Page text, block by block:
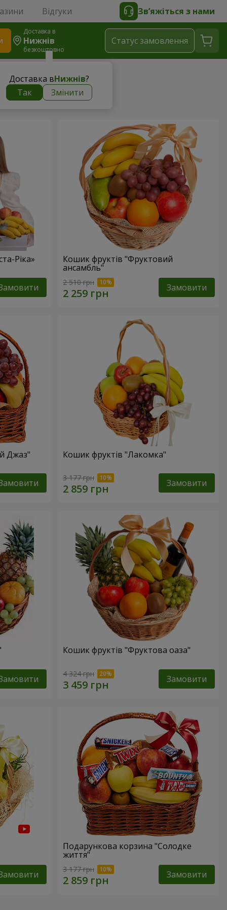
Відгуки Зв’яжіться з нами
Доставка в
Нижнів
безкоштовно
Доставка вНижнів?
Так
Змінити
Статус замовлення
Ріка» Кошик фруктів "Фруктовий
ансамбль"
2 510 грн Замовити
Джаз" Кошик фруктів "Лакомка"
3 177 грн Замовити
Кошик фруктів "Фруктова оаза"
4 324 грн Замовити
Подарункова корзина "Солодке
життя"
3 177 грн Замовити